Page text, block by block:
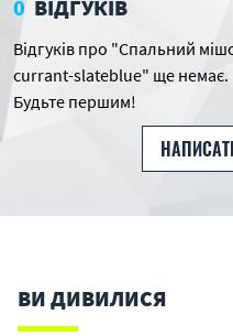
0 ВІДГУКІВ
Відгуків про "Спальний
currant-slateblue" ще немає.
Будьте першим!
ВИ ДИВИЛИСЯ